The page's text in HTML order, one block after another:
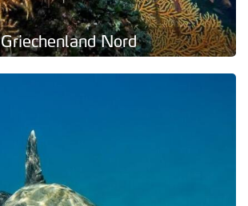
Griechenland Nord